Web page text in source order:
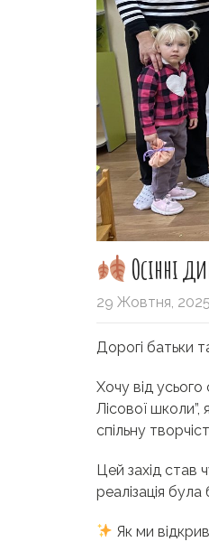
Осінні
29 Жовтня, 2025
Дорогі батьки
Хочу від
Лісової
спільну
Цей захід став
реалізація
Як ми